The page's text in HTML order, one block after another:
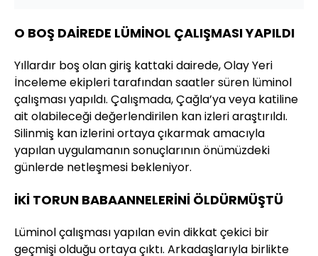
O BOŞ DAİREDE LÜMİNOL ÇALIŞMASI YAPILDI
Yıllardır boş olan giriş kattaki dairede, Olay Yeri
İnceleme ekipleri tarafından saatler süren lüminol
çalışması yapıldı. Çalışmada, Çağla’ya veya katiline
ait olabileceği değerlendirilen kan izleri araştırıldı.
Silinmiş kan izlerini ortaya çıkarmak amacıyla
yapılan uygulamanın sonuçlarının önümüzdeki
günlerde netleşmesi bekleniyor.
İKİ TORUN BABAANNELERİNİ ÖLDÜRMÜŞTÜ
Lüminol çalışması yapılan evin dikkat çekici bir
geçmişi olduğu ortaya çıktı. Arkadaşlarıyla birlikte